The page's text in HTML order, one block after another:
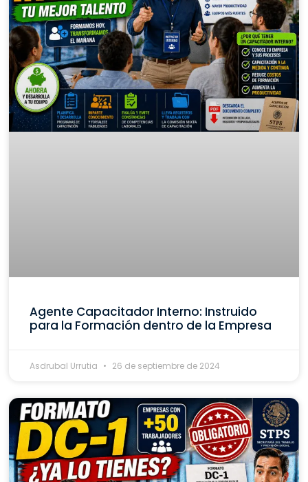
Agente Capacitador Interno: Instruido
para la Formación dentro de la Empresa
Asdrubal Urrutia 26 de septiembre de 2024